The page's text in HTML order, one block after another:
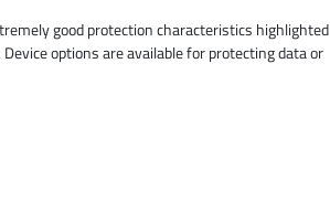
good protection characteristics highlighted
options are available for protecting data or